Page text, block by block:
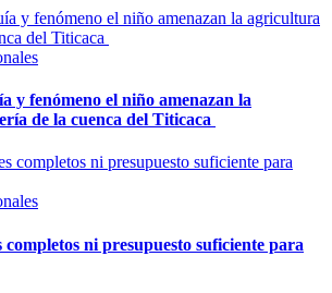
y fenómeno el niño amenazan la
de la cuenca del Titicaca
completos ni presupuesto suficiente para